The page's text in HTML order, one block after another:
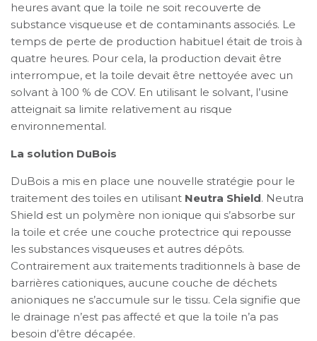
heures avant que la toile ne soit recouverte de
substance visqueuse et de contaminants associés. Le
temps de perte de production habituel était de trois à
quatre heures. Pour cela, la production devait être
interrompue, et la toile devait être nettoyée avec un
solvant à 100 % de COV. En utilisant le solvant, l’usine
atteignait sa limite relativement au risque
environnemental.
La solution DuBois
DuBois a mis en place une nouvelle stratégie pour le
traitement des toiles en utilisant Neutra Shield. Neutra
Shield est un polymère non ionique qui s’absorbe sur
la toile et crée une couche protectrice qui repousse
les substances visqueuses et autres dépôts.
Contrairement aux traitements traditionnels à base de
barrières cationiques, aucune couche de déchets
anioniques ne s’accumule sur le tissu. Cela signifie que
le drainage n’est pas affecté et que la toile n’a pas
besoin d’être décapée.